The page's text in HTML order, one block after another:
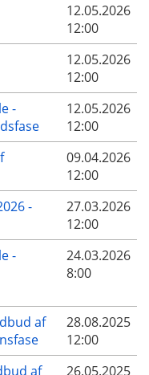
12.05.2026
12:00
12.05.2026
12:00
-
12.05.2026
12:00
09.04.2026
12:00
-
27.03.2026
12:00
-
24.03.2026
8:00
af
28.08.2025
12:00
af
26.05.2025